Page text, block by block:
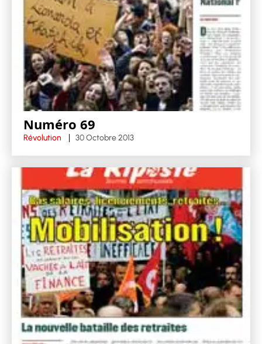
Numéro 69
Révolution 30 Octobre 2013